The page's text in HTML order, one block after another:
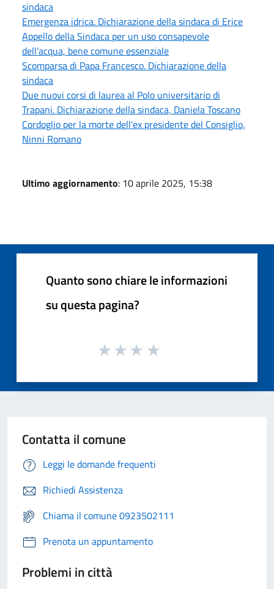
sindaca
Emergenza idrica. Dichiarazione della sindaca di Erice
Appello della Sindaca per un uso consapevole
dell’acqua, bene comune essenziale
Scomparsa di Papa Francesco. Dichiarazione della
sindaca
Due nuovi corsi di laurea al Polo universitario di
Trapani. Dichiarazione della sindaca, Daniela Toscano
Cordoglio per la morte dell'ex presidente del Consiglio,
Ninni Romano
Ultimo aggiornamento: 10 aprile 2025, 15:38
Quanto sono chiare le informazioni
su questa pagina?
Contatta il comune
Leggi le domande frequenti
Richiedi Assistenza
Chiama il comune 0923502111
Prenota un appuntamento
Problemi in città